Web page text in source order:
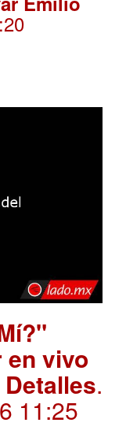
en vivo
.
11:25